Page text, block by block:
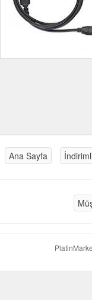
Ana Sayfa